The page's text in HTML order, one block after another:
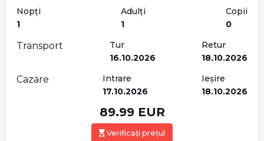
Nopți
1
Adulți
1
Copii
0
Transport
Tur
16.10.2026
Retur
18.10.2026
Cazare
Intrare
17.10.2026
Ieșire
18.10.2026
89.99EUR
Verificați prețul